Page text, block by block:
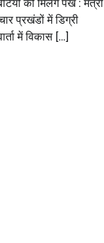
को मिलेंगे पंख : मंत्री
प्रखंडों में डिग्री
में विकास […]